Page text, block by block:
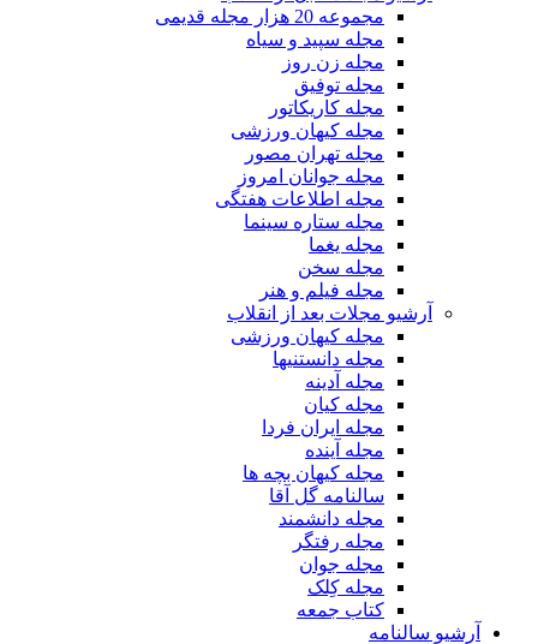
مجموعه 20 هزار مجله قدیمی
مجله سپید و سیاه
مجله زن روز
مجله توفیق
مجله کاریکاتور
مجله کیهان ورزشی
مجله تهران مصور
مجله جوانان امروز
مجله اطلاعات هفتگی
مجله ستاره سینما
مجله یغما
مجله سخن
مجله فیلم و هنر
آرشیو مجلات بعد از انقلاب
مجله کیهان ورزشی
مجله دانستنیها
مجله آدینه
مجله کیان
مجله ایران فردا
مجله آینده
مجله کیهان بچه ها
سالنامه گل آقا
مجله دانشمند
مجله رفتگر
مجله جوان
مجله کِلک
کتاب جمعه
آرشیو سالنامه